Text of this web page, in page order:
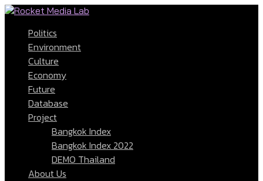
Politics
Environment
Culture
Economy
Future
Database
Project
Bangkok Index
Bangkok Index 2022
DEMO Thailand
About Us